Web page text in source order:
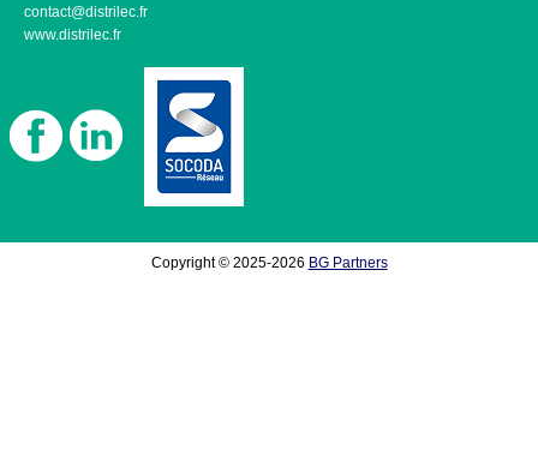
contact@distrilec.fr
www.distrilec.fr
Copyright © 2025-2026 BG Partners